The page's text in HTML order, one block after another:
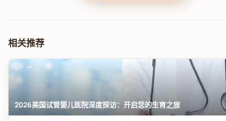
相关推荐
2026美国试管婴儿医院深度探访：开启您的生育之旅